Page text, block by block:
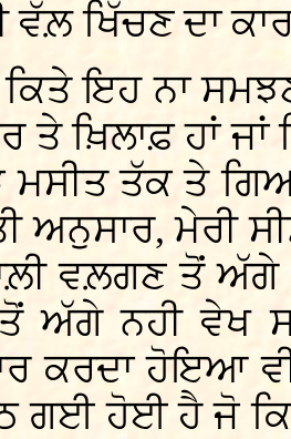
ਵੱਲ਼ ਖਿੱਚਣ ਦਾ
ਇਹ ਨਾ
ਤੇ ਖ਼ਿਲਾਫ਼ ਹਾਂ
ਮਸੀਤ ਤੱਕ ਤੇ
ਅਨੁਸਾਰ, ਮੇਰੀ
ਵਲ਼ਗਣ ਤੋਂ ਅੱਗੇ
ਤੋਂ ਅੱਗੇ ਨਹੀ ਵੇਖ
ਕਰਦਾ ਹੋਇਆ
ਗਈ ਹੋਈ ਹੈ ਜੋ ਕਿ